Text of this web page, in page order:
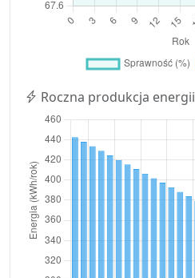
Roczna produkcja energii